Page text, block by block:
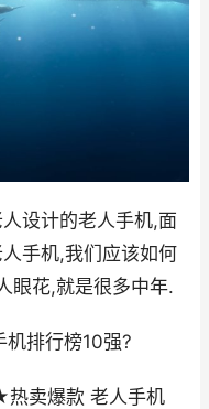
设计的老人手机,面
手机,我们应该如何
眼花,就是很多中年.
机排行榜10强?
卖爆款 老人手机